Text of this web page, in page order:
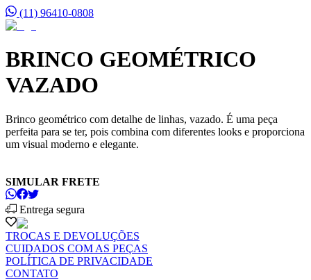
(11) 96410-0808
BRINCO GEOMÉTRICO
VAZADO
Brinco geométrico com detalhe de linhas, vazado. É uma peça
perfeita para se ter, pois combina com diferentes looks e proporciona
um visual moderno e elegante.
SIMULAR FRETE
Entrega segura
TROCAS E DEVOLUÇÕES
CUIDADOS COM AS PEÇAS
POLÍTICA DE PRIVACIDADE
CONTATO